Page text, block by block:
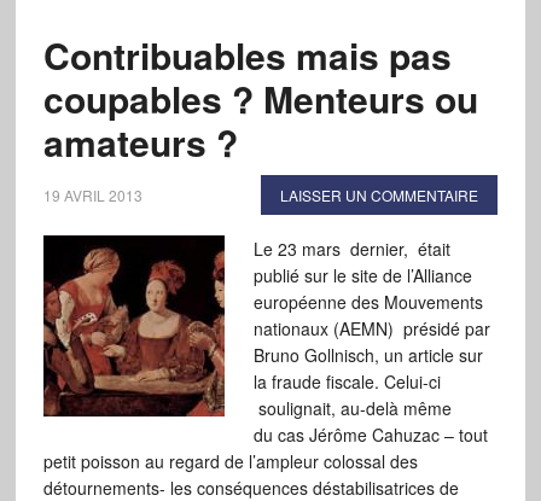
Contribuables mais pas
coupables ? Menteurs ou
amateurs ?
19 AVRIL 2013 LAISSER UN COMMENTAIRE
Le 23 mars dernier, était
publié sur le site de l’Alliance
européenne des Mouvements
nationaux (AEMN) présidé par
Bruno Gollnisch, un article sur
la fraude fiscale. Celui-ci
soulignait, au-delà même
du cas Jérôme Cahuzac – tout
petit poisson au regard de l’ampleur colossal des
détournements- les conséquences déstabilisatrices de